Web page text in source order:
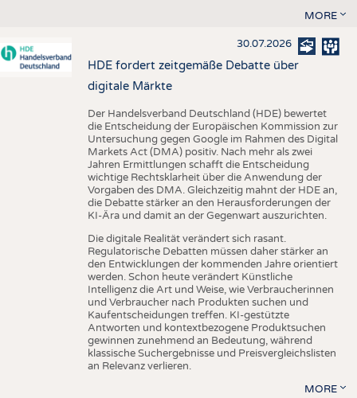
MORE
30.07.2026
HDE fordert zeitgemäße Debatte über
digitale Märkte
Der Handelsverband Deutschland (HDE) bewertet
die Entscheidung der Europäischen Kommission zur
Untersuchung gegen Google im Rahmen des Digital
Markets Act (DMA) positiv. Nach mehr als zwei
Jahren Ermittlungen schafft die Entscheidung
wichtige Rechtsklarheit über die Anwendung der
Vorgaben des DMA. Gleichzeitig mahnt der HDE an,
die Debatte stärker an den Herausforderungen der
KI-Ära und damit an der Gegenwart auszurichten.
Die digitale Realität verändert sich rasant.
Regulatorische Debatten müssen daher stärker an
den Entwicklungen der kommenden Jahre orientiert
werden. Schon heute verändert Künstliche
Intelligenz die Art und Weise, wie Verbraucherinnen
und Verbraucher nach Produkten suchen und
Kaufentscheidungen treffen. KI-gestützte
Antworten und kontextbezogene Produktsuchen
gewinnen zunehmend an Bedeutung, während
klassische Suchergebnisse und Preisvergleichslisten
an Relevanz verlieren.
MORE